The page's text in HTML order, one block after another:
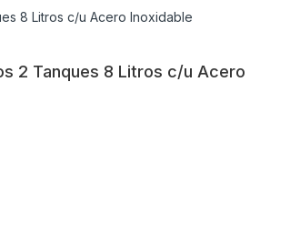
8 Litros c/u Acero Inoxidable
2 Tanques 8 Litros c/u Acero